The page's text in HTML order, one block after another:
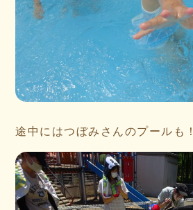
途中にはつぼみさんのプールも！